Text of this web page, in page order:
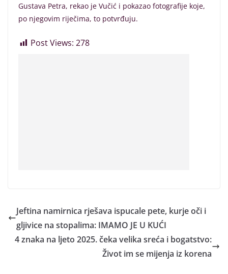
Gustava Petra, rekao je Vučić i pokazao fotografije koje,
po njegovim riječima, to potvrđuju.
Post Views: 278
Jeftina namirnica rješava ispucale pete, kurje oči i
gljivice na stopalima: IMAMO JE U KUĆI
4 znaka na ljeto 2025. čeka velika sreća i bogatstvo:
Život im se mijenja iz korena